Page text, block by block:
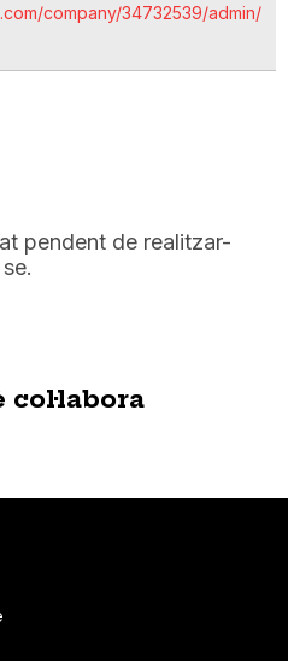
company/34732539/admin/
pendent de realitzar-
se.